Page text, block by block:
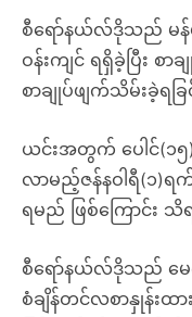
စီရော်နယ်လ်ဒိုသည် မန်
ဝန်းကျင် ရရှိခဲ့ပြီး စ
စာချုပ်ဖျက်သိမ်းခဲ့ရခ
ယင်းအတွက် ပေါင်(၁၅
လာမည့်ဇန်နဝါရီ(၁)
ရမည် ဖြစ်ကြောင်း
စီရော်နယ်လ်ဒိုသည် မ
စံချိန်တင်လစာနှုန်းထ